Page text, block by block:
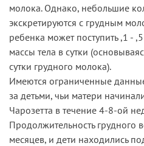
молока. Однако, небольшие
экскретируются с грудным
ребенка может поступить ,1 -
массы тела в сутки
сутки грудного молока).
Имеются ограниченные
за детьми, чьи матери
Чарозетта в течение 4-8-ой
Продолжительность грудного
месяцев, и дети находились